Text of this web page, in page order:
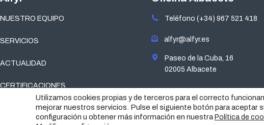
NUESTRO EQUIPO
SERVICIOS
ACTUALIDAD
CERTIFICACIONES
Teléfono (+34) 967 521 418
alfyr@alfyr.es
Paseo de la Cuba, 16
02005 Albacete
AVISO LEGAL|POLÍTICA DE PRIVACIDAD |POLÍTICA DE COOKIES|
Utilizamos cookies propias y de terceros para el correcto
mejorar nuestros servicios. Pulse el siguiente botón para aceptar
configuración u obtener más información en nuestra Política de